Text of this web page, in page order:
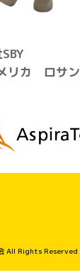
リカ ロサン
All Rights Reserved